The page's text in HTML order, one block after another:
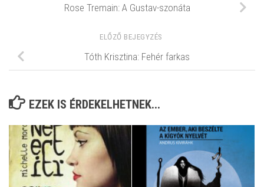
Rose Tremain: A Gustav-szonáta
ELŐZŐ BEJEGYZÉS
Tóth Krisztina: Fehér farkas
EZEK IS ÉRDEKELHETNEK...